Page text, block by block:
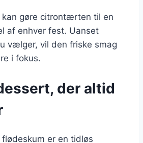
kan gøre citrontærten til en
af enhver fest. Uanset
vælger, vil den friske smag
i fokus.
der altid
er en tidløs